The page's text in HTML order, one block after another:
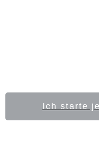
Ich starte